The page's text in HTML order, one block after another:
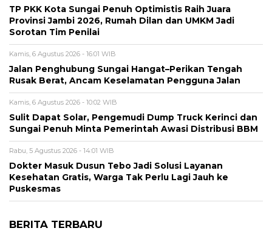
TP PKK Kota Sungai Penuh Optimistis Raih Juara
Provinsi Jambi 2026, Rumah Dilan dan UMKM Jadi
Sorotan Tim Penilai
Kamis, 6 Agustus 2026 - 16:01 WIB
Jalan Penghubung Sungai Hangat–Perikan Tengah
Rusak Berat, Ancam Keselamatan Pengguna Jalan
Kamis, 6 Agustus 2026 - 10:02 WIB
Sulit Dapat Solar, Pengemudi Dump Truck Kerinci dan
Sungai Penuh Minta Pemerintah Awasi Distribusi BBM
Rabu, 5 Agustus 2026 - 14:01 WIB
Dokter Masuk Dusun Tebo Jadi Solusi Layanan
Kesehatan Gratis, Warga Tak Perlu Lagi Jauh ke
Puskesmas
BERITA TERBARU